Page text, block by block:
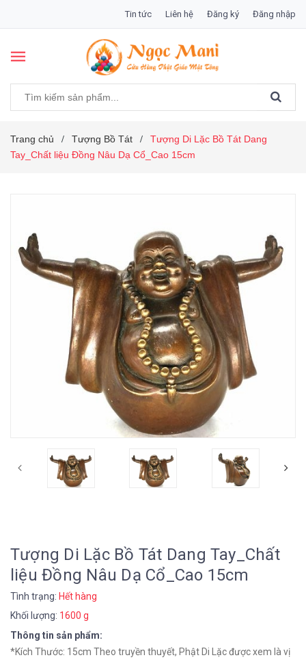
Tin tức Liên hệ Đăng ký Đăng nhập
Trang chủ / Tượng Bồ Tát /
Tượng Di Lặc Bồ Tát Dang
Tay_Chất liệu Đồng Nâu Dạ Cổ_Cao 15cm
Tượng Di Lặc Bồ Tát Dang Tay_Chất
liệu Đồng Nâu Dạ Cổ_Cao 15cm
Tình trạng: Hết hàng
Khối lượng: 1600 g
Thông tin sản phẩm:
*Kích Thước: 15cm Theo truyền thuyết, Phật Di Lặc được xem là vị